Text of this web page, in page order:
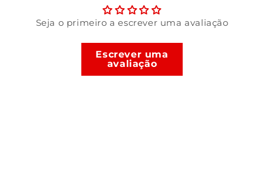
Seja o primeiro a escrever uma avaliação
Escrever uma
avaliação